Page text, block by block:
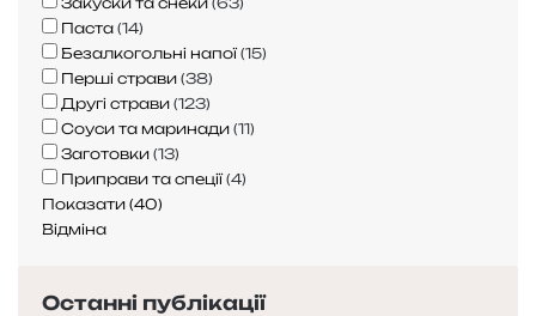
Паста (14)
Безалкогольні напої (15)
Перші страви (38)
Другі страви (123)
Соуси та маринади (11)
Заготовки (13)
Приправи та спеції (4)
Показати (40)
Відміна
Останні публікації